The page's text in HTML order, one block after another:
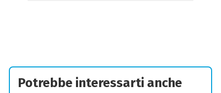
Potrebbe interessarti anche